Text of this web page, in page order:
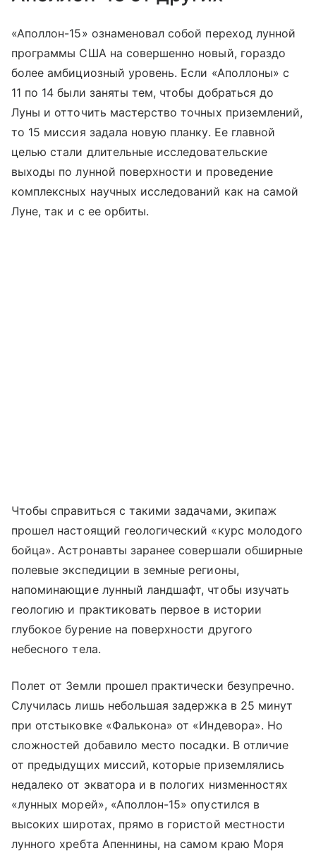
«Аполлон-15» ознаменовал собой переход лунной
программы США на совершенно новый, гораздо
более амбициозный уровень. Если «Аполлоны» с
11 по 14 были заняты тем, чтобы добраться до
Луны и отточить мастерство точных приземлений,
то 15 миссия задала новую планку. Ее главной
целью стали длительные исследовательские
выходы по лунной поверхности и проведение
комплексных научных исследований как на самой
Луне, так и с ее орбиты.
Чтобы справиться с такими задачами, экипаж
прошел настоящий геологический «курс молодого
бойца». Астронавты заранее совершали обширные
полевые экспедиции в земные регионы,
напоминающие лунный ландшафт, чтобы изучать
геологию и практиковать первое в истории
глубокое бурение на поверхности другого
небесного тела.
Полет от Земли прошел практически безупречно.
Случилась лишь небольшая задержка в 25 минут
при отстыковке «Фалькона» от «Индевора». Но
сложностей добавило место посадки. В отличие
от предыдущих миссий, которые приземлялись
недалеко от экватора и в пологих низменностях
«лунных морей», «Аполлон-15» опустился в
высоких широтах, прямо в гористой местности
лунного хребта Апеннины, на самом краю Моря